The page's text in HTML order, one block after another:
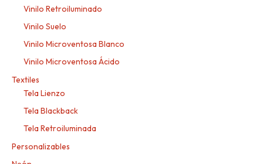
Vinilo Retroiluminado
Vinilo Suelo
Vinilo Microventosa Blanco
Vinilo Microventosa Ácido
Textiles
Tela Lienzo
Tela Blackback
Tela Retroiluminada
Personalizables